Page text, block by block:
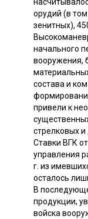
орудий (в
зенитных),
начального
вооружения,
состава и
привели к
стрелковых
Ставки ВГК
управления
г. из
осталось
В
продукции,
войска